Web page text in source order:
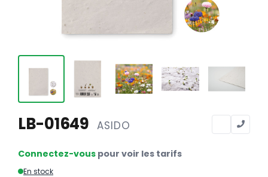
Calendriers
Calendriers bancaires
Enveloppes
Sous-mains
Chemises
LB-01649 ASIDO
Connectez-vous pour voir les tarifs
En stock